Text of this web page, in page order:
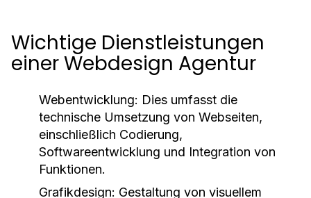
Wichtige Dienstleistungen
einer Webdesign Agentur
Webentwicklung: Dies umfasst die
technische Umsetzung von Webseiten,
einschließlich Codierung,
Softwareentwicklung und Integration von
Funktionen.
Grafikdesign: Gestaltung von visuellem